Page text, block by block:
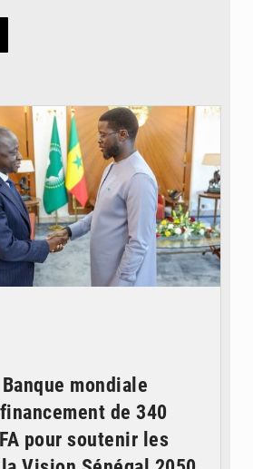
mondiale
de 340
pour soutenir les